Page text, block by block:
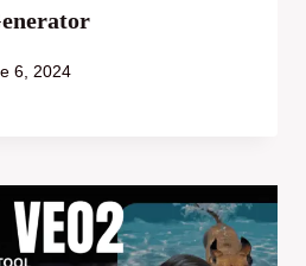
6, 2024